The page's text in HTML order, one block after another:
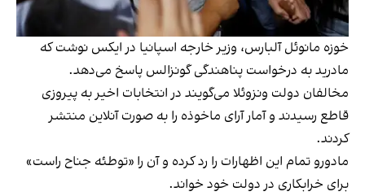
خوزه مانوئل آلبارس، وزیر خارجه اسپانیا در ایکس نوشت که
مادرید به درخواست پناهندگی گونزالس پاسخ می‌دهد.
مخالفان دولت ونزوئلا می‌گویند در انتخابات اخیر به پیروزی
قاطع رسیدند و آمار آرای ماخوذه را به صورت آنلاین منتشر
کردند.
مادورو تمام این اظهارات را رد کرده و آن را «توطئه جناح راست»
برای خرابکاری در دولت خود خواند.